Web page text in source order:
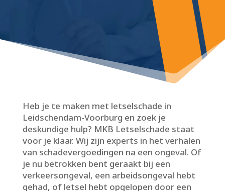
Heb je te maken met letselschade in
Leidschendam-Voorburg en zoek je
deskundige hulp? MKB Letselschade staat
voor je klaar.​ Wij zijn experts in het verhalen
van schadevergoedingen na een ongeval.​ Of
je nu betrokken bent geraakt bij een
verkeersongeval, een arbeidsongeval hebt
gehad, of letsel hebt opgelopen door een